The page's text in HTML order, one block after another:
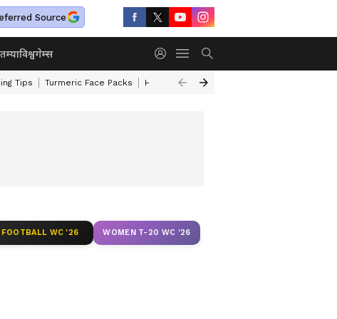
Source
विश्वगेम्स
Tips Turmeric Face Packs Home Cleaning Tips
FOOTBALL WC '26 WOMEN T-20 WC '26